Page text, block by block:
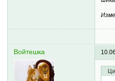
Войтешка